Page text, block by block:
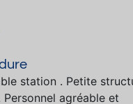
station . Petite
agréable et